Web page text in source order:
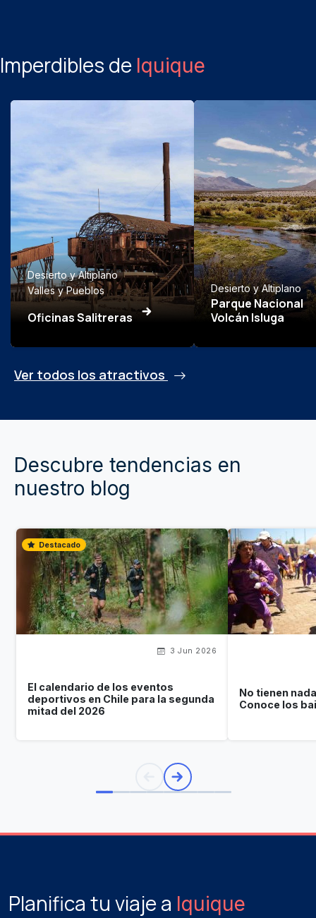
Imperdibles de Iquique
Desierto y Altiplano
Valles y Pueblos
Oficinas Salitreras
Desierto y Altiplano
Parque Nacional
Volcán Isluga
Ver todos los atractivos
Descubre tendencias en
nuestro blog
Destacado
3 Jun 2026
El calendario de los eventos
deportivos en Chile para la segunda
mitad del 2026
No tienen
Conoce los
Planifica tu viaje a Iquique